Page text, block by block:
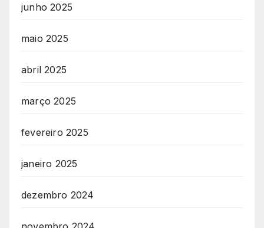
junho 2025
maio 2025
abril 2025
março 2025
fevereiro 2025
janeiro 2025
dezembro 2024